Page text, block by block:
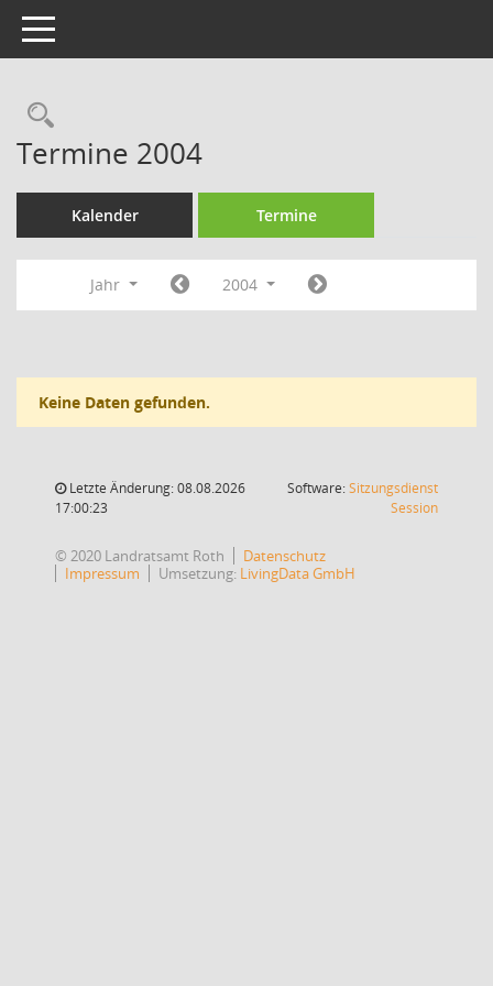
Toggle navigation
Rechercheauswahl
Termine 2004
Kalender Termine
Jahr 2004
Keine Daten gefunden.
Letzte Änderung: 08.08.2026
17:00:23
Software:Sitzungsdienst
Session(Wird in
© 2020 Landratsamt Roth
Datenschutz
Impressum
Umsetzung: LivingData GmbH